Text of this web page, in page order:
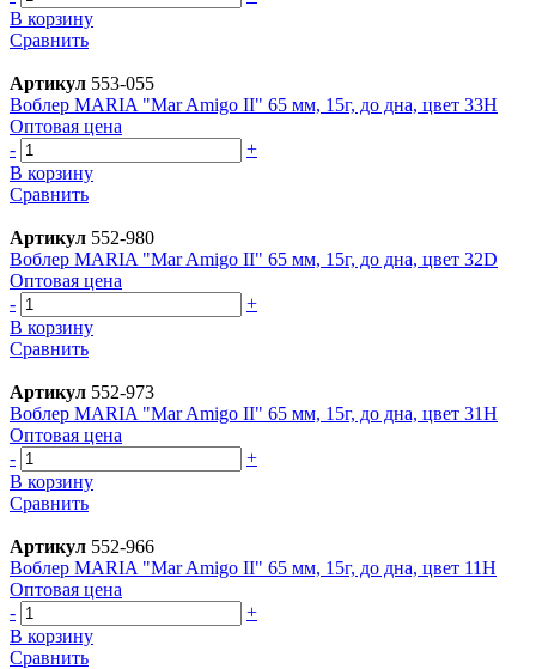
В корзину
Сравнить
Артикул 553-055
Воблер MARIA "Mar Amigo II" 65 мм, 15г, до дна, цвет 33H
Оптовая цена
-
+
В корзину
Сравнить
Артикул 552-980
Воблер MARIA "Mar Amigo II" 65 мм, 15г, до дна, цвет 32D
Оптовая цена
-
+
В корзину
Сравнить
Артикул 552-973
Воблер MARIA "Mar Amigo II" 65 мм, 15г, до дна, цвет 31H
Оптовая цена
-
+
В корзину
Сравнить
Артикул 552-966
Воблер MARIA "Mar Amigo II" 65 мм, 15г, до дна, цвет 11H
Оптовая цена
-
+
В корзину
Сравнить